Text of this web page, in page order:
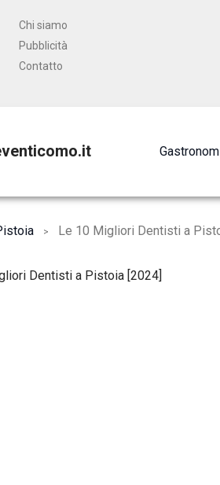
Chi siamo
Pubblicità
Contatto
Le 10 Migliori Dentisti a